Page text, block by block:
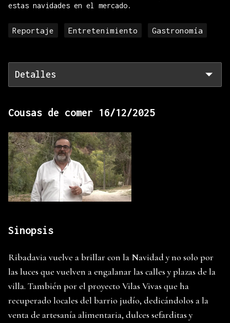
estas navidades en el mercado.
Reportaje Entretenimiento Gastronomía
Detalles
Cousas de comer 16/12/2025
Sinopsis
Ribadavia vuelve a brillar con la Navidad y no solo por
las luces que vuelven a engalanar las calles y plazas de la
villa. También por el proyecto Vilas Vivas que ha
recuperado locales del barrio judío, dedicándolos a la
venta de artesanía alimentaria, dulces sefarditas y